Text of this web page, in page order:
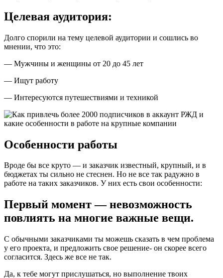
Целевая аудитория:
Долго спорили на тему целевой аудитории и сошлись во
мнении, что это:
— Мужчины и женщины от 20 до 45 лет
— Ищут работу
— Интересуются путешествиями и техникой
Особенности работы
Вроде бы все круто — и заказчик известный, крупный, и в
бюджетах ты сильно не стеснен. Но не все так радужно в
работе на таких заказчиков. У них есть свои особенности:
Первый момент — невозможность
повлиять на многие важные вещи.
С обычными заказчиками ты можешь сказать в чем проблема
у его проекта, и предложить свое решение- он скорее всего
согласится. Здесь же все не так.
Да, к тебе могут прислушаться, но выполнение твоих